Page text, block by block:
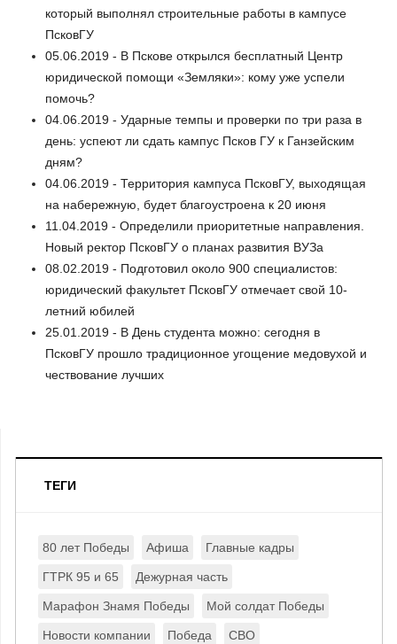
который выполнял строительные работы в кампусе
ПсковГУ
05.06.2019 - В Пскове открылся бесплатный Центр
юридической помощи «Земляки»: кому уже успели
помочь?
04.06.2019 - Ударные темпы и проверки по три раза в
день: успеют ли сдать кампус Псков ГУ к Ганзейским
дням?
04.06.2019 - Территория кампуса ПсковГУ, выходящая
на набережную, будет благоустроена к 20 июня
11.04.2019 - Определили приоритетные направления.
Новый ректор ПсковГУ о планах развития ВУЗа
08.02.2019 - Подготовил около 900 специалистов:
юридический факультет ПсковГУ отмечает свой 10-
летний юбилей
25.01.2019 - В День студента можно: сегодня в
ПсковГУ прошло традиционное угощение медовухой и
чествование лучших
ТЕГИ
80 лет Победы Афиша Главные кадры
ГТРК 95 и 65 Дежурная часть
Марафон Знамя Победы Мой солдат Победы
Новости компании Победа СВО